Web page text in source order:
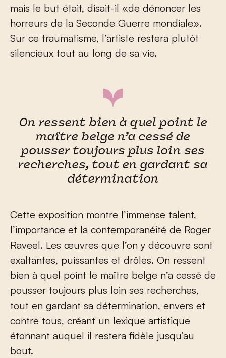
mais le but était, disait-il «de dénoncer les
horreurs de la Seconde Guerre mondiale».
Sur ce traumatisme, l’artiste restera plutôt
silencieux tout au long de sa vie.
On ressent bien à quel point le
maître belge n’a cessé de
pousser toujours plus loin ses
recherches, tout en gardant sa
détermination
Cette exposition montre l’immense talent,
l’importance et la contemporanéité de Roger
Raveel. Les œuvres que l’on y découvre sont
exaltantes, puissantes et drôles. On ressent
bien à quel point le maître belge n’a cessé de
pousser toujours plus loin ses recherches,
tout en gardant sa détermination, envers et
contre tous, créant un lexique artistique
étonnant auquel il restera fidèle jusqu’au
bout.